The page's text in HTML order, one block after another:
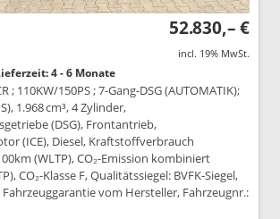
52.830,– €
incl. 19% MwSt.
4 - 6 Monate
; 110KW/150PS ; 7-Gang-DSG (AUTOMATIK);
1.968 cm³, 4 Zylinder,
(DSG), Frontantrieb,
(ICE), Diesel, Kraftstoffverbrauch
(WLTP), CO₂-Emission kombiniert
CO₂-Klasse F, Qualitätssiegel: BVFK-Siegel,
vom Hersteller, Fahrzeugnr.: